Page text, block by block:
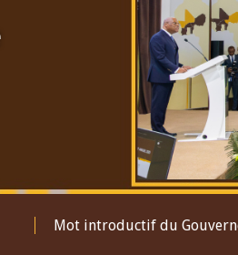
Mot introductif du